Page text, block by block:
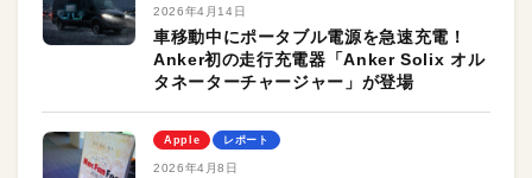
2026年4月14日
車移動中にポータブル電源を急速充電！
Anker初の走行充電器「Anker Solix オル
タネーターチャージャー」が登場
Apple レポート
2026年4月8日